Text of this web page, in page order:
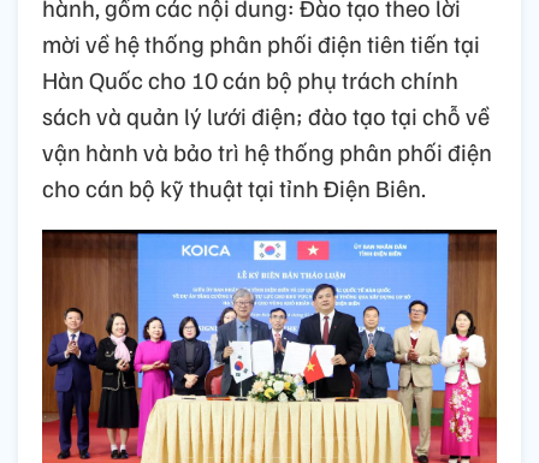
hành, gồm các nội dung: Đào tạo theo lời
mời về hệ thống phân phối điện tiên tiến tại
Hàn Quốc cho 10 cán bộ phụ trách chính
sách và quản lý lưới điện; đào tạo tại chỗ về
vận hành và bảo trì hệ thống phân phối điện
cho cán bộ kỹ thuật tại tỉnh Điện Biên.